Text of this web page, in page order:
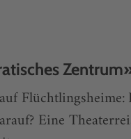
Eine